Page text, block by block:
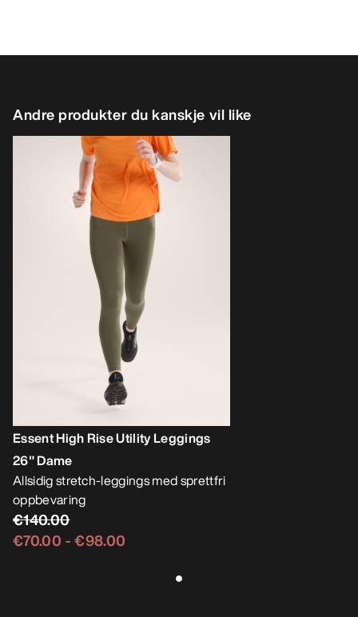
Andre produkter du kanskje vil like
Essent High Rise Utility Leggings
26" Dame
Allsidig stretch-leggings med sprettfri
oppbevaring
€140.00
€70.00 -€98.00